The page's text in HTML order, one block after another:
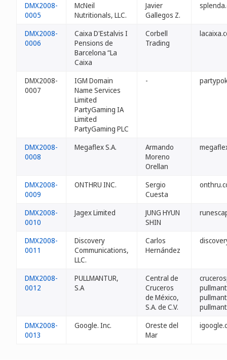
DMX2008-
0005
McNeil
Nutritionals, LLC.
Javier
Gallegos Z.
DMX2008-
0006
Caixa D'Estalvis I
Pensions de
Barcelona “La
Caixa
Corbell
Trading
DMX2008-
0007
IGM Domain
Name Services
Limited
PartyGaming IA
Limited
PartyGaming PLC
-
DMX2008-
0008
Megaflex S.A.
Armando
Moreno
Orellan
DMX2008-
0009
ONTHRU INC.
Sergio
Cuesta
DMX2008-
0010
Jagex Limited
JUNG HYUN
SHIN
DMX2008-
0011
Discovery
Communications,
LLC.
Carlos
Hernández
DMX2008-
0012
PULLMANTUR,
S.A
Central de
Cruceros
de México,
S.A. de C.V.
DMX2008-
0013
Google. Inc.
Oreste del
Mar